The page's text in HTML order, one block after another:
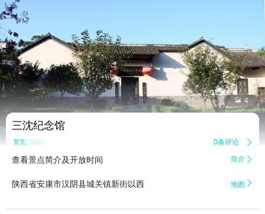
 4
三沈纪念馆
暂无点评 0条评论 
查看景点简介及开放时间 简介 
陕西省安康市汉阴县城关镇新街以西 地图 
